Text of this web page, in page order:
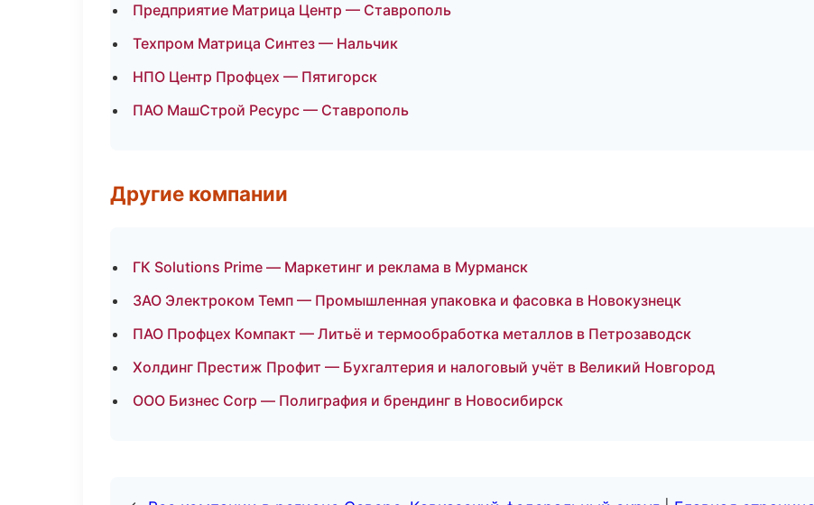
Предприятие Матрица Центр — Ставрополь
Техпром Матрица Синтез — Нальчик
НПО Центр Профцех — Пятигорск
ПАО МашСтрой Ресурс — Ставрополь
Другие компании
ГК Solutions Prime — Маркетинг и реклама в Мурманск
ЗАО Электроком Темп — Промышленная упаковка и фасовка в Новокузнецк
ПАО Профцех Компакт — Литьё и термообработка металлов в Петрозаводск
Холдинг Престиж Профит — Бухгалтерия и налоговый учёт в Великий Новгород
ООО Бизнес Corp — Полиграфия и брендинг в Новосибирск